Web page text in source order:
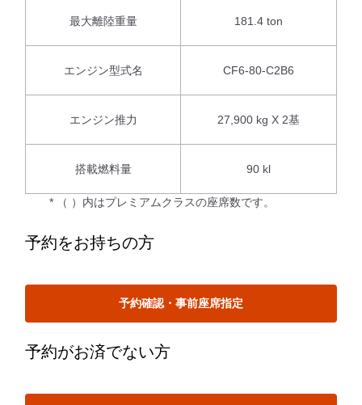
最大離陸重量 181.4 ton
エンジン型式名 CF6-80-C2B6
エンジン推力 27,900 kg X 2基
搭載燃料量 90 kl
* （ ）内はプレミアムクラスの座席数です。
予約をお持ちの方
予約確認・事前座席指定
予約がお済でない方